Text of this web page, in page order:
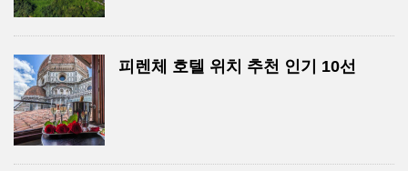
피렌체 호텔 위치 추천 인기 10선